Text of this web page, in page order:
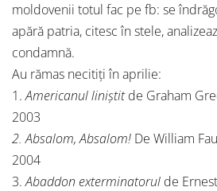
moldovenii totul fac pe fb: se
apără patria, citesc în stele,
condamnă.
Au rămas necitiți în aprilie:
1.Americanul liniștitde Graham
2003
2. Absalom, Absalom! De William
2004
3. Abaddon exterminatorul de